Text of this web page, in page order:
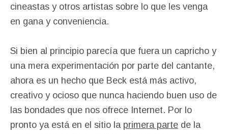
cineastas y otros artistas sobre lo que les venga
en gana y conveniencia.
Si bien al principio parecía que fuera un capricho y
una mera experimentación por parte del cantante,
ahora es un hecho que Beck está más activo,
creativo y ocioso que nunca haciendo buen uso de
las bondades que nos ofrece Internet. Por lo
pronto ya está en el sitio la primera parte de la